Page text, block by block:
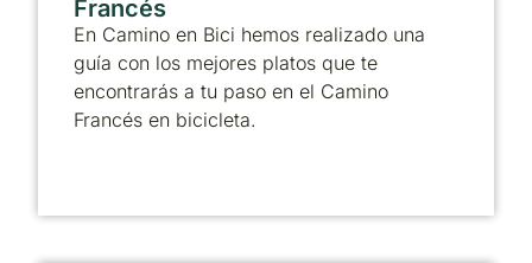
Francés
En Camino en Bici hemos realizado una
guía con los mejores platos que te
encontrarás a tu paso en el Camino
Francés en bicicleta.